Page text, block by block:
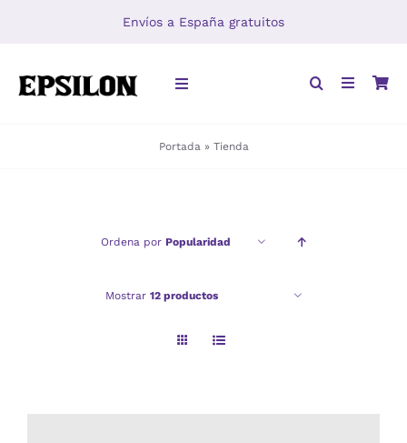
Envíos a España gratuitos
Toggle
Portada » Tienda
Ordena por Popularidad
Mostrar 12 productos